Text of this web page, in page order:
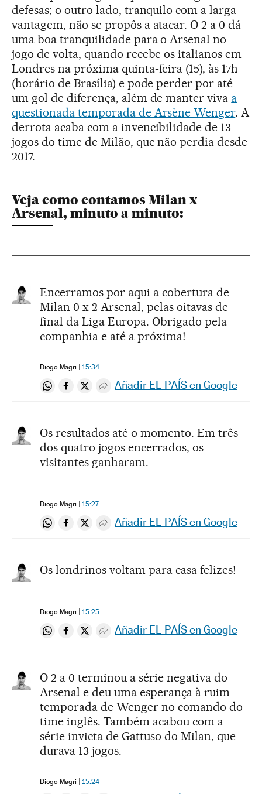
defesas; o outro lado, tranquilo com a larga
vantagem, não se propôs a atacar. O 2 a 0 dá
uma boa tranquilidade para o Arsenal no
jogo de volta, quando recebe os italianos em
Londres na próxima quinta-feira (15), às 17h
(horário de Brasília) e pode perder por até
um gol de diferença, além de manter viva a
questionada temporada de Arsène Wenger. A
derrota acaba com a invencibilidade de 13
jogos do time de Milão, que não perdia desde
2017.
Veja como contamos Milan x
Arsenal, minuto a minuto:
Encerramos por aqui a cobertura de
Milan 0 x 2 Arsenal, pelas oitavas de
final da Liga Europa. Obrigado pela
companhia e até a próxima!
Diogo Magri 15:34
Compartir en Whatsapp
Compartir en Facebook
Compartir en Twitter
Desplegar Redes Sociales
Añadir EL PAÍS en Google
Os resultados até o momento. Em três
dos quatro jogos encerrados, os
visitantes ganharam.
Diogo Magri 15:27
Compartir en Whatsapp
Compartir en Facebook
Compartir en Twitter
Desplegar Redes Sociales
Añadir EL PAÍS en Google
Os londrinos voltam para casa felizes!
Diogo Magri 15:25
Compartir en Whatsapp
Compartir en Facebook
Compartir en Twitter
Desplegar Redes Sociales
Añadir EL PAÍS en Google
O 2 a 0 terminou a série negativa do
Arsenal e deu uma esperança à ruim
temporada de Wenger no comando do
time inglês. Também acabou com a
série invicta de Gattuso do Milan, que
durava 13 jogos.
Diogo Magri 15:24